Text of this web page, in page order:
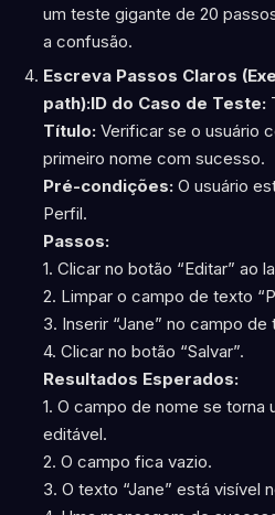
um teste gigante de 20
a confusão.
Escreva Passos Claros
path):ID do Caso de Teste:
Título:Verificar se o usuário
primeiro nome com sucesso.
Pré-condições:O usuário
Perfil.
Passos:
1. Clicar no botão “Editar” ao
2. Limpar o campo de texto
3. Inserir “Jane” no campo
4. Clicar no botão “Salvar”.
Resultados Esperados:
1. O campo de nome se torna
editável.
2. O campo fica vazio.
3. O texto “Jane” está visível